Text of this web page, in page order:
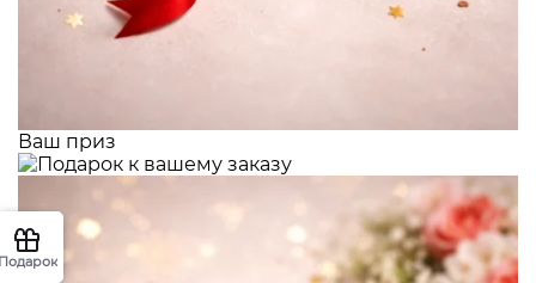
Ваш приз